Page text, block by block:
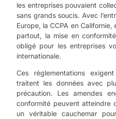
les entreprises pouvaient
sans grands soucis. Avec
Europe, la CCPA en
partout, la mise en
obligé pour les entreprises
internationale.
Ces réglementations
traitent les données avec
précaution. Les amendes
conformité peuvent atteindre
un véritable cauchemar